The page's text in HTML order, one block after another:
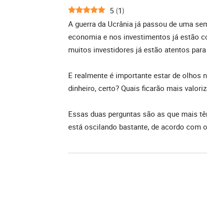
5 (1)
A guerra da Ucrânia já passou de uma
economia e nos investimentos já estão
muitos investidores já estão atentos
E realmente é importante estar de olhos
dinheiro, certo? Quais ficarão mais
Essas duas perguntas são as que mais
está oscilando bastante, de acordo com